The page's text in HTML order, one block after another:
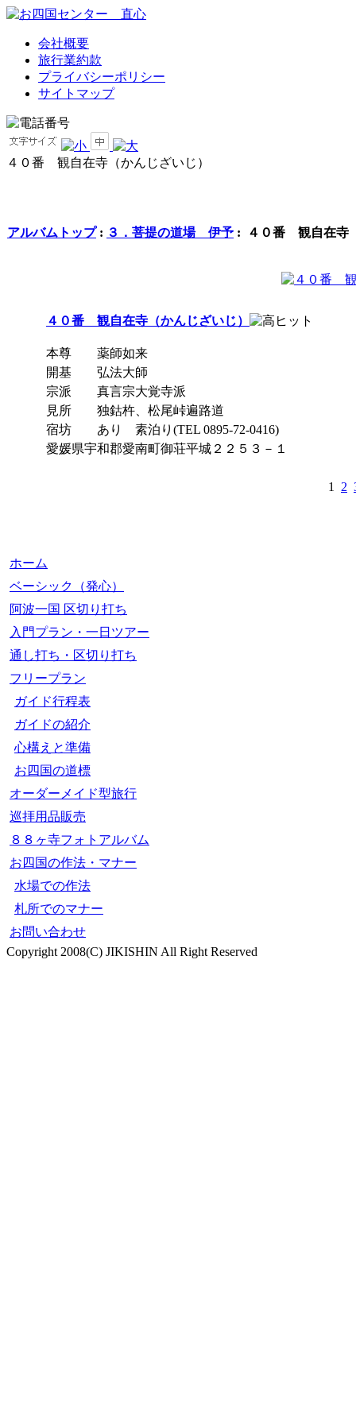
会社概要
旅行業約款
プライバシーポリシー
サイトマップ
４０番 観自在寺（かんじざいじ）
アルバムトップ: ３．菩提の道場 伊予 : ４０番 観自在寺
４０番 観自在寺（かんじざいじ）
本尊 薬師如来
開基 弘法大師
宗派 真言宗大覚寺派
見所 独鈷杵、松尾峠遍路道
宿坊 あり 素泊り(TEL 0895-72-0416)
愛媛県宇和郡愛南町御荘平城２２５３－１
1 2
ホーム
ベーシック（発心）
阿波一国 区切り打ち
入門プラン・一日ツアー
通し打ち・区切り打ち
フリープラン
ガイド行程表
ガイドの紹介
心構えと準備
お四国の道標
オーダーメイド型旅行
巡拝用品販売
８８ヶ寺フォトアルバム
お四国の作法・マナー
水場での作法
札所でのマナー
お問い合わせ
Copyright 2008(C) JIKISHIN All Right Reserved